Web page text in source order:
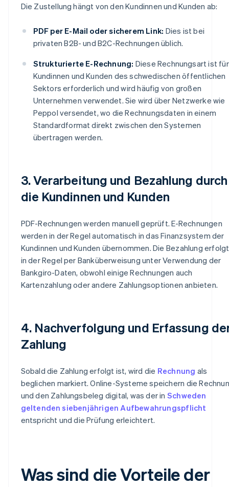
Die Zustellung hängt von den Kundinnen und Kunden ab:
PDF per E-Mail oder sicherem Link: Dies ist bei
privaten B2B- und B2C-Rechnungen üblich.
Strukturierte E-Rechnung: Diese Rechnungsart ist für
Kundinnen und Kunden des schwedischen öffentlichen
Sektors erforderlich und wird häufig von großen
Unternehmen verwendet. Sie wird über Netzwerke wie
Peppol versendet, wo die Rechnungsdaten in einem
Standardformat direkt zwischen den Systemen
übertragen werden.
3. Verarbeitung und Bezahlung durch
die Kundinnen und Kunden
PDF-Rechnungen werden manuell geprüft. E-Rechnungen
werden in der Regel automatisch in das Finanzsystem der
Kundinnen und Kunden übernommen. Die Bezahlung erfolgt
in der Regel per Banküberweisung unter Verwendung der
Bankgiro-Daten, obwohl einige Rechnungen auch
Kartenzahlung oder andere Zahlungsoptionen anbieten.
4. Nachverfolgung und Erfassung
Zahlung
Sobald die Zahlung erfolgt ist, wird die Rechnung als
beglichen markiert. Online-Systeme speichern die
und den Zahlungsbeleg digital, was der in Schweden
geltenden siebenjährigen Aufbewahrungspflicht
entspricht und die Prüfung erleichtert.
Was sind die Vorteile der